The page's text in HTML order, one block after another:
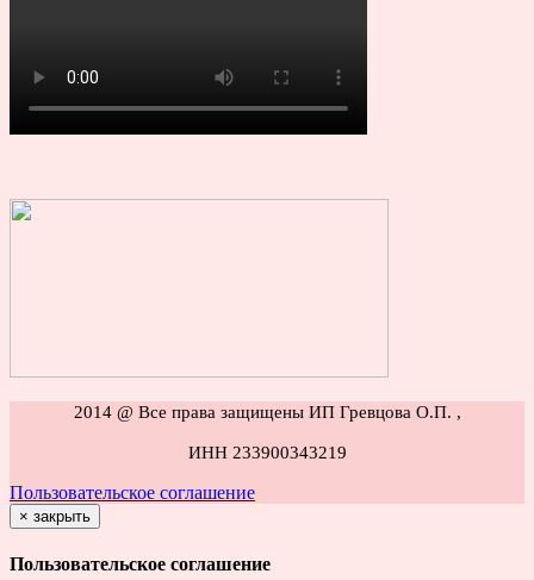
2014 @ Все права защищены ИП Гревцова О.П. ,
ИНН 233900343219
Пользовательское соглашение
× закрыть
Пользовательское соглашение